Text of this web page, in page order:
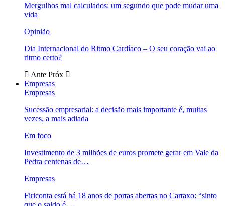
Mergulhos mal calculados: um segundo que pode mudar uma
vida
Opinião
Dia Internacional do Ritmo Cardíaco – O seu coração vai ao
ritmo certo?
Ante Próx
Empresas
Empresas
Sucessão empresarial: a decisão mais importante é, muitas
vezes, a mais adiada
Em foco
Investimento de 3 milhões de euros promete gerar em Vale da
Pedra centenas de…
Empresas
Firiconta está há 18 anos de portas abertas no Cartaxo: “sinto